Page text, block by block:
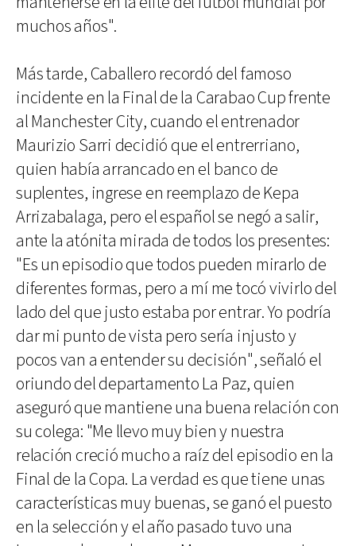
muchos años".
Más tarde, Caballero recordó del famoso
incidente en la Final de la Carabao Cup frente
al Manchester City, cuando el entrenador
Maurizio Sarri decidió que el entrerriano,
quien había arrancado en el banco de
suplentes, ingrese en reemplazo de Kepa
Arrizabalaga, pero el español se negó a salir,
ante la atónita mirada de todos los presentes:
"Es un episodio que todos pueden mirarlo de
diferentes formas, pero a mí me tocó vivirlo del
lado del que justo estaba por entrar. Yo podría
dar mi punto de vista pero sería injusto y
pocos van a entender su decisión", señaló el
oriundo del departamento La Paz, quien
aseguró que mantiene una buena relación con
su colega: "Me llevo muy bien y nuestra
relación creció mucho a raíz del episodio en la
Final de la Copa. La verdad es que tiene unas
características muy buenas, se ganó el puesto
en la selección y el año pasado tuvo una